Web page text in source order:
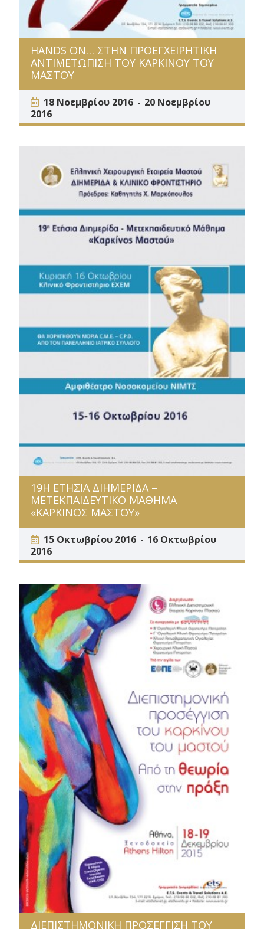
HANDS ON… ΣΤΗΝ ΠΡΟΕΓΧΕΙΡΗΤΙΚΗ
ΑΝΤΙΜΕΤΩΠΙΣΗ ΤΟΥ ΚΑΡΚΙΝΟΥ ΤΟΥ
ΜΑΣΤΟΥ
18 Νοεμβρίου 2016
20 Νοεμβρίου
2016
19Η ΕΤΗΣΙΑ ΔΙΗΜΕΡΙΔΑ –
ΜΕΤΕΚΠΑΙΔΕΥΤΙΚΟ ΜΑΘΗΜΑ
«ΚΑΡΚΙΝΟΣ ΜΑΣΤΟΥ»
15 Οκτωβρίου 2016
16 Οκτωβρίου
2016
ΔΙΕΠΙΣΤΗΜΟΝΙΚΗ ΠΡΟΣΕΓΓΙΣΗ ΤΟΥ